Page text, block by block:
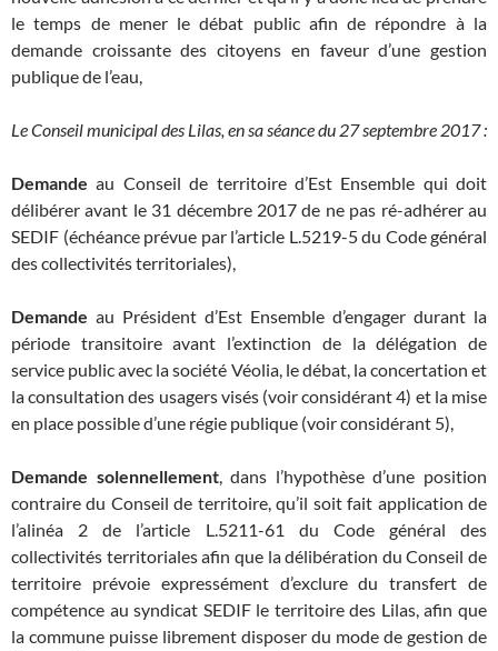
le temps de mener le débat public afin de répondre à la
demande croissante des citoyens en faveur d’une gestion
publique de l’eau,
Le Conseil municipal des Lilas, en sa séance du 27 septembre 2017 :
Demande au Conseil de territoire d’Est Ensemble qui doit
délibérer avant le 31 décembre 2017 de ne pas ré-adhérer au
SEDIF (échéance prévue par l’article L.5219-5 du Code général
des collectivités territoriales),
Demande au Président d’Est Ensemble d’engager durant la
période transitoire avant l’extinction de la délégation de
service public avec la société Véolia, le débat, la concertation et
la consultation des usagers visés (voir considérant 4) et la mise
en place possible d’une régie publique (voir considérant 5),
Demande solennellement, dans l’hypothèse d’une position
contraire du Conseil de territoire, qu’il soit fait application de
l’alinéa 2 de l’article L.5211-61 du Code général des
collectivités territoriales afin que la délibération du Conseil de
territoire prévoie expressément d’exclure du transfert de
compétence au syndicat SEDIF le territoire des Lilas, afin que
la commune puisse librement disposer du mode de gestion de